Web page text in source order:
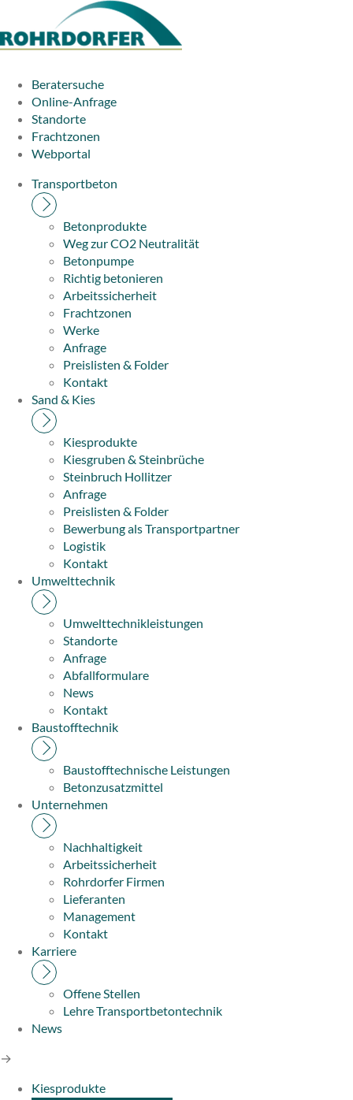
Beratersuche
Online-Anfrage
Standorte
Frachtzonen
Webportal
Transportbeton
Betonprodukte
Weg zur CO2 Neutralität
Betonpumpe
Richtig betonieren
Arbeitssicherheit
Frachtzonen
Werke
Anfrage
Preislisten & Folder
Kontakt
Sand & Kies
Kiesprodukte
Kiesgruben & Steinbrüche
Steinbruch Hollitzer
Anfrage
Preislisten & Folder
Bewerbung als Transportpartner
Logistik
Kontakt
Umwelttechnik
Umwelttechnikleistungen
Standorte
Anfrage
Abfallformulare
News
Kontakt
Baustofftechnik
Baustofftechnische Leistungen
Betonzusatzmittel
Unternehmen
Nachhaltigkeit
Arbeitssicherheit
Rohrdorfer Firmen
Lieferanten
Management
Kontakt
Karriere
Offene Stellen
Lehre Transportbetontechnik
News
→
Kiesprodukte